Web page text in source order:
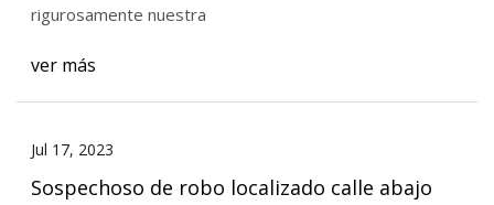
rigurosamente nuestra
ver más
Jul 17, 2023
Sospechoso de robo localizado calle abajo